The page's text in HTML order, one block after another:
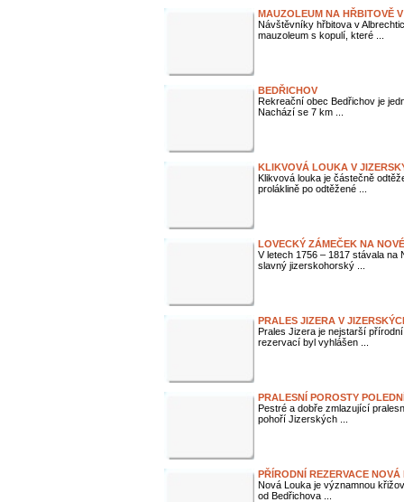
MAUZOLEUM NA HŘBITOVĚ
Návštěvníky hřbitova v
mauzoleum s kopulí, které ...
BEDŘICHOV
Rekreační obec Bedřichov je
Nachází se 7 km ...
KLIKVOVÁ LOUKA V
Klikvová louka je částečně
proláklině po odtěžené ...
LOVECKÝ ZÁMEČEK NA
V letech 1756 – 1817 stávala na
slavný jizerskohorský ...
PRALES JIZERA V
Prales Jizera je nejstarší
rezervací byl vyhlášen ...
PRALESNÍ POROSTY
Pestré a dobře zmlazující
pohoří Jizerských ...
PŘÍRODNÍ REZERVACE
Nová Louka je významnou
od Bedřichova ...